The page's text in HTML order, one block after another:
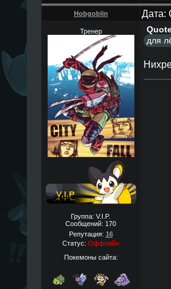
Hobgoblin Дата:
Тренер
Группа: V.I.P.
Сообщений: 170
Репутация: 16
Статус: Оффлайн
Покемоны сайта:
для